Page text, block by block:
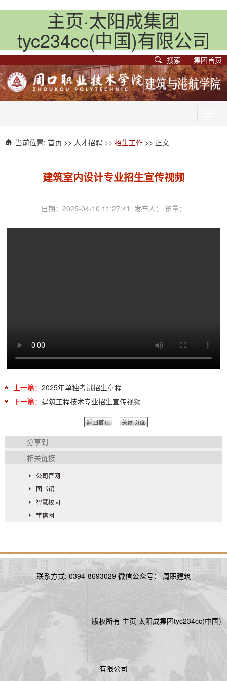
主页·太阳成集团
tyc234cc(中国)有限公司
搜索 集团首页
当前位置: 首页 >> 人才招聘 >> 招生工作 >> 正文
建筑室内设计专业招生宣传视频
日期：2025-04-10 11:27:41 发布人： 览量：
上一篇： 2025年单独考试招生章程
下一篇： 建筑工程技术专业招生宣传视频
返回首页 关闭页面
分享到
相关链接
公司官网
图书馆
智慧校园
学信网
联系方式: 0394-8693029 微信公众号： 周职建筑
版权所有 主页·太阳成集团tyc234cc(中国)
有限公司